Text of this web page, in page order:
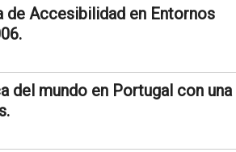
de Accesibilidad en Entornos
mundo en Portugal con una